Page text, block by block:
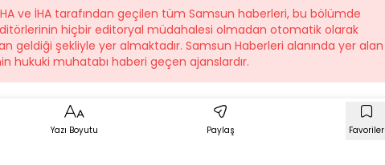
ve İHA tarafından geçilen tüm Samsun haberleri, bu bölümde
hiçbir editoryal müdahalesi olmadan otomatik olarak
geldiği şekliyle yer almaktadır. Samsun Haberleri alanında yer alan
hukuki muhatabı haberi geçen ajanslardır.
Yazı Boyutu Paylaş Favoriler